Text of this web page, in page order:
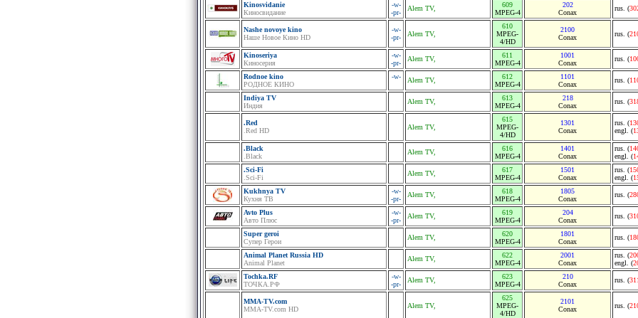
Kinosvidanie
Киносвидание
-w-
-pr-
Alem TV,
609
MPEG-4
202
Conax
rus. (
Nashe novoye kino
Наше Новое Кино HD
-w-
-pr-
Alem TV,
610
MPEG-
4/HD
2100
Conax
rus. (
Kinoseriya
Киносерия
-w-
-pr-
Alem TV,
611
MPEG-4
1001
Conax
rus. (
Rodnoe kino
РОДНОЕ КИНО
-w- Alem TV,
612
MPEG-4
1101
Conax
rus. (
Indiya TV
Индия
Alem TV,
613
MPEG-4
218
Conax
rus. (
.Red
.Red HD
Alem TV,
615
MPEG-
4/HD
1301
Conax
rus. (
engl. (
.Black
.Black
Alem TV,
616
MPEG-4
1401
Conax
rus. (
engl. (
.Sci-Fi
.Sci-Fi
Alem TV,
617
MPEG-4
1501
Conax
rus. (
engl. (
Kukhnya TV
Кухня ТВ
-w-
-pr-
Alem TV,
618
MPEG-4
1805
Conax
rus. (
Avto Plus
Авто Плюс
-w-
-pr-
Alem TV,
619
MPEG-4
204
Conax
rus. (
Super geroi
Супер Герои
Alem TV,
620
MPEG-4
1801
Conax
rus. (
Animal Planet Russia HD
Animal Planet
Alem TV,
622
MPEG-4
2001
Conax
rus. (
engl. (
Tochka.RF
ТОЧКА.РФ
-w-
-pr-
Alem TV,
623
MPEG-4
210
Conax
rus. (311
MMA-TV.com
MMA-TV.com HD
Alem TV,
625
MPEG-
4/HD
2101
Conax
rus. (